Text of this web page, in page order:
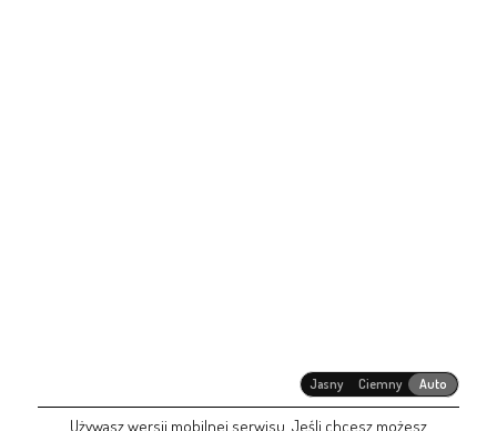
Jasny Ciemny Auto
Używasz wersji mobilnej serwisu. Jeśli chcesz możesz